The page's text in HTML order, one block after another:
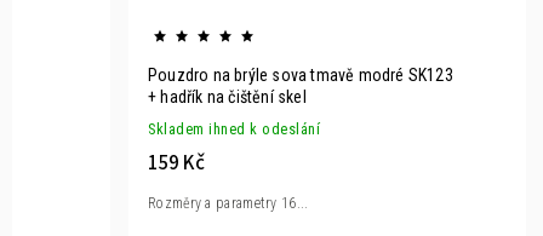
Pouzdro na brýle sova tmavě modré SK123
+ hadřík na čištění skel
Skladem ihned k odeslání
159 Kč
Rozměry a parametry 16...